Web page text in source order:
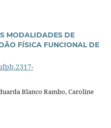
MODALIDADES DE
FÍSICA FUNCIONAL DE
Blanco Rambo, Caroline